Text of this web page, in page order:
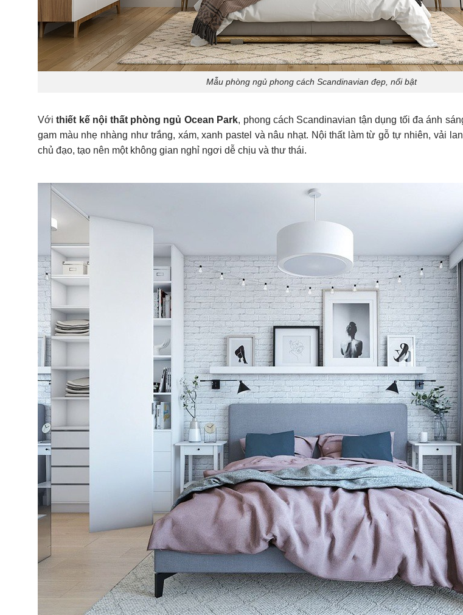
Mẫu phòng ngủ phong cách Scandinavian đẹp, nổi bật
Vớithiết kế nội thất phòng ngủ Ocean Park, phong cách Scandinavian tận dụng tối đa ánh
gam màu nhẹ nhàng như trắng, xám, xanh pastel và nâu nhạt. Nội thất làm từ gỗ tự nhiên, vải
chủ đạo, tạo nên một không gian nghỉ ngơi dễ chịu và thư thái.